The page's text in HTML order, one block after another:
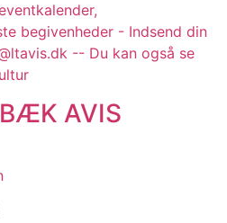
begivenheder - Indsend din
-- Du kan også se
AVIS